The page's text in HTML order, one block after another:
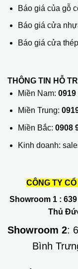
Báo giá của gỗ
Báo giá cửa
Báo giá cửa
THÔNG TIN HỖ
Miền Nam: 0919
Miền Trung:
Miền Bắc: 0908
Kinh doanh:
CÔNG TY
Showroom 1: 639
Thủ
Showroom 2:
Bình